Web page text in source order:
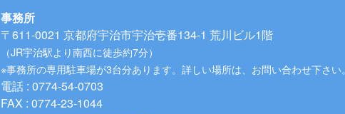
事務所
〒611-0021 京都府宇治市宇治壱番134-1 荒川ビル1階
（JR宇治駅より南西に徒歩約7分）
※事務所の専用駐車場が3台分あります。 詳しい場所は、お問い合わせ下さい。
電話 : 0774-54-0703
FAX : 0774-23-1044